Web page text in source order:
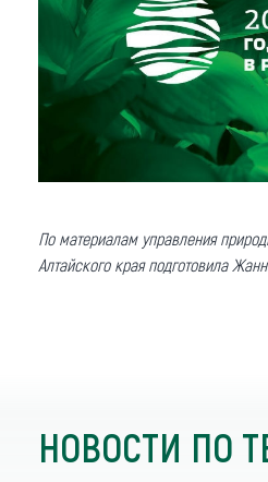
По материалам управления
Алтайского края подготовила
НОВОСТИ ПО